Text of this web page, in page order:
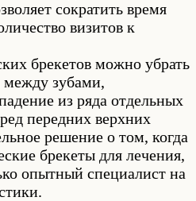
сократить время
визитов к
брекетов можно убрать
зубами,
из ряда отдельных
передних верхних
решение о том, когда
брекеты для лечения,
опытный специалист на